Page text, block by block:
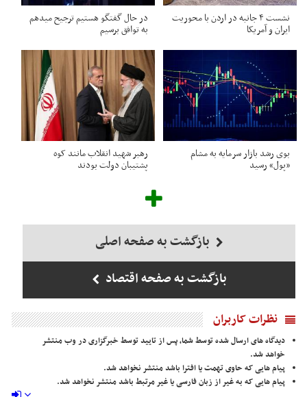
نشست ۴ جانبه در اردن با محوریت
ایران و آمریکا
در حال گفتگو هستیم ترجیح میدهم
به توافق برسیم
بوی رشد بازار سرمایه به مشام
«پول» رسید
رهبر شهید انقلاب مانند کوه
پشتیبان دولت بودند
بازگشت به صفحه اصلی
بازگشت به صفحه اقتصاد
نظرات کاربران
دیدگاه های ارسال شده توسط شما، پس از تایید توسط خبرگزاری در وب منتشر
خواهد شد.
پیام هایی که حاوی تهمت یا افترا باشد منتشر نخواهد شد.
پیام هایی که به غیر از زبان فارسی یا غیر مرتبط باشد منتشر نخواهد شد.